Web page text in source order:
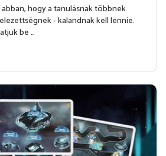
hogy a tanulásnak többnek
- kalandnak kell lennie.
be …